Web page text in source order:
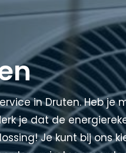
in Druten. Heb
je dat de
Je kunt bij ons